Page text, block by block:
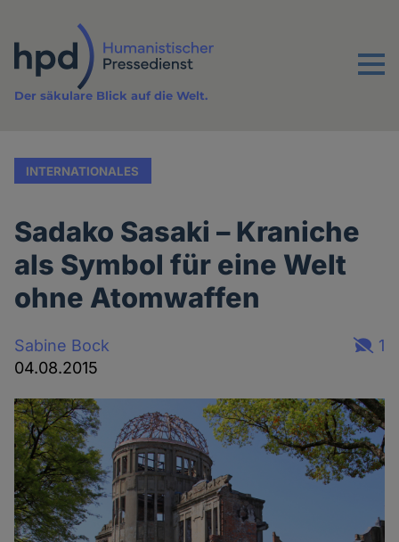
Inhalt
Menu
Der säkulare Blick auf die Welt.
INTERNATIONALES
Sadako Sasaki – Kraniche
als Symbol für eine Welt
ohne Atomwaffen
Sabine Bock
04.08.2015
1